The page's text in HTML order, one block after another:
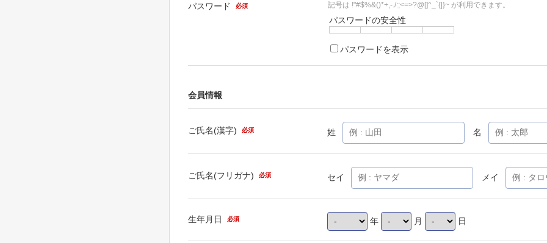
パスワード 必須
記号は !"#$%&()*+,-./:;<=>?@[]^_`{|}~ が利用できます。
パスワードの安全性
パスワードを表示
会員情報
ご氏名(漢字) 必須 姓 名
ご氏名(フリガナ) 必須 セイ メイ
生年月日 必須 年 月 日